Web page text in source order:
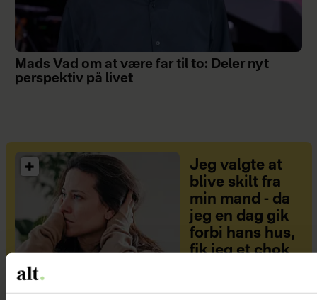
Mads Vad om at være far til to: Deler nyt
perspektiv på livet
Jeg valgte at
blive skilt fra
min mand - da
jeg en dag gik
forbi hans hus,
fik jeg et chok